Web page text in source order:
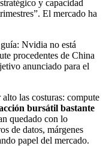
y capacidad
El mercado ha
Nvidia no está
procedentes de China
anunciado para el
las costuras: compute
bursátil bastante
quedado con lo
de datos, márgenes
papel del mercado.